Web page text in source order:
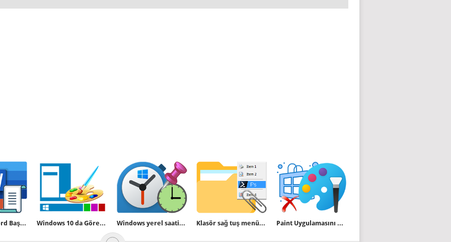
Excel veya Word Başlangıç ekranını göstermesin Windows 10 da Görev çubuğu rengi nasıl değiştirilir Windows yerel saatinin yanına ek saat ekleyin Klasör sağ tuş menüsüne Powershell i burada aç ilavesi Paint Uygulamasını Microsoft mağazasından edinin